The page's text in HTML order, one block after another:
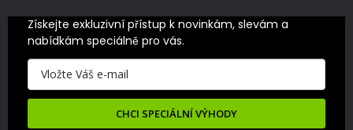
Získejte exkluzivní přístup k novinkám, slevám a
nabídkám speciálně pro vás.
CHCI SPECIÁLNÍ VÝHODY